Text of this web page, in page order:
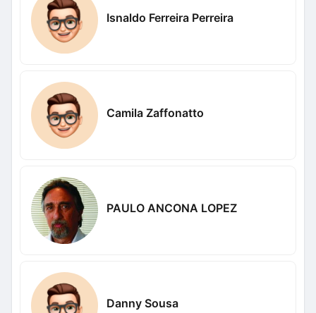
Isnaldo Ferreira Perreira
Camila Zaffonatto
PAULO ANCONA LOPEZ
Danny Sousa